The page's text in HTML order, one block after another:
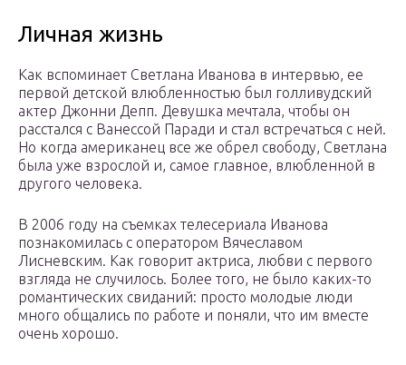
Личная жизнь
Как вспоминает Светлана Иванова в интервью, ее
первой детской влюбленностью был голливудский
актер Джонни Депп. Девушка мечтала, чтобы он
расстался с Ванессой Паради и стал встречаться с ней.
Но когда американец все же обрел свободу, Светлана
была уже взрослой и, самое главное, влюбленной в
другого человека.
В 2006 году на съемках телесериала Иванова
познакомилась с оператором Вячеславом
Лисневским. Как говорит актриса, любви с первого
взгляда не случилось. Более того, не было каких-то
романтических свиданий: просто молодые люди
много общались по работе и поняли, что им вместе
очень хорошо.